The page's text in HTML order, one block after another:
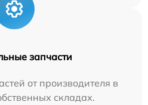
запчасти
от производителя в
складах.